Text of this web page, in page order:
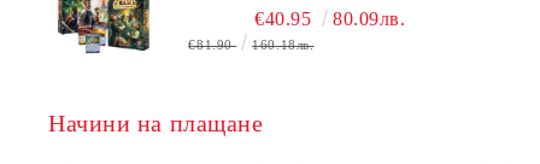
ЕКСПЕДИЦИИ + ПРОМО КАРТИ
БЕЗПЛАТНО
€40.95 80.09лв.
€81.90 160.18лв.
Начини на плащане